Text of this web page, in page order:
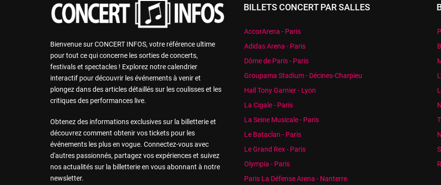
Bienvenue sur CONCERT INFOS, votre référence ultime
pour tout ce qui concerne les sorties de concerts,
festivals et spectacles ! Explorez notre calendrier
interactif pour découvrir les événements à venir et
plongez dans des articles détaillés sur les coulisses et les
critiques des performances live.
Obtenez des informations exclusives sur la billetterie et
découvrez comment obtenir vos tickets pour les
événements les plus en vogue. Connectez-vous avec
d'autres passionnés, partagez vos expériences et suivez
nos actualités sur la billetterie en vous abonnant à notre
newsletter.
BILLETS CONCERT PAR SALLES
AccorArena - Paris
Adidas Arena - Paris
Dôme de Paris - Paris
Groupama Stadium - Décines-Charpieu
Hall Tony Garnier - Lyon
La Cigale - Paris
La Seine Musicale - Paris
Le Bataclan - Paris
Le Grand Rex - Paris
Olympia - Paris
Paris La Défense Arena - Nanterre